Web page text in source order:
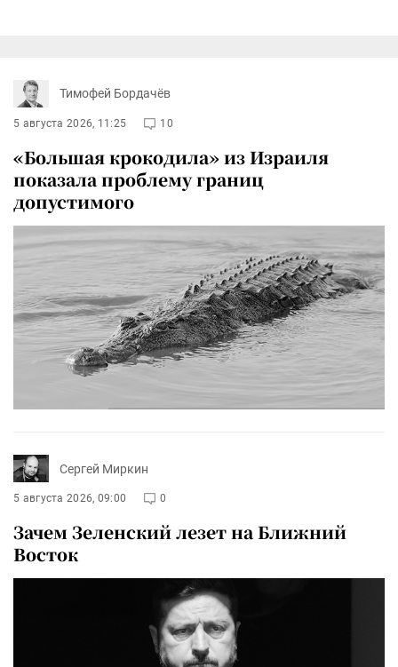
Тимофей Бордачёв
5 августа 2026, 11:25 10
«Большая крокодила» из Израиля
показала проблему границ
допустимого
Сергей Миркин
5 августа 2026, 09:00 0
Зачем Зеленский лезет на Ближний
Восток